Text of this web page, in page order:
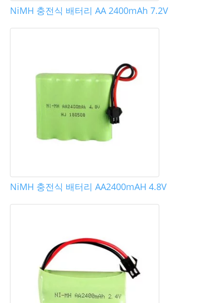
NiMH 충전식 배터리 AA 2400mAh 7.2V
NiMH 충전식 배터리 AA2400mAH 4.8V